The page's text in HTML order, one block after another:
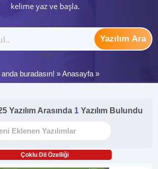
kelime yaz ve başla.
Yazılım Ara
ytag
anda buradasın! »Anasayfa »
Yazılım Arasında 1 Yazılım Bulundu
Çoklu Dil Özelliği